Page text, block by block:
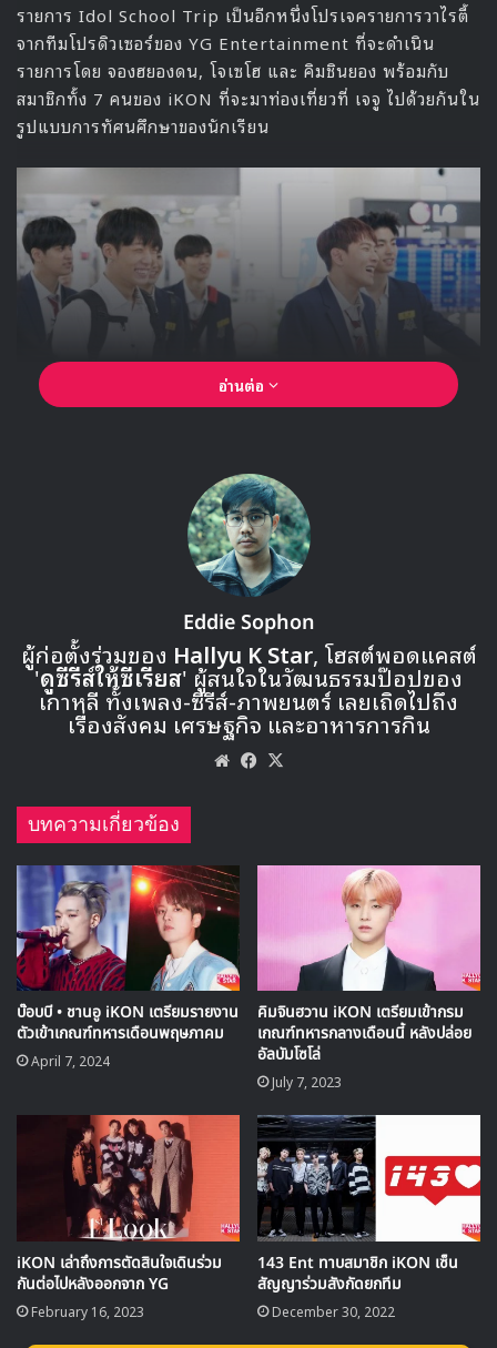
รายการ Idol School Trip เป็นอีกหนึ่งโปรเจครายการวาไรตี้
จากทีมโปรดิวเซอร์ของ YG Entertainment ที่จะดำเนิน
รายการโดย จองฮยองดน, โจเซโฮ และ คิมชินยอง พร้อมกับ
สมาชิกทั้ง 7 คนของ iKON ที่จะมาท่องเที่ยวที่ เจจู ไปด้วยกันใน
รูปแบบการทัศนศึกษาของนักเรียน
🎙GYUBIN ปลื้มเมืองไทยขนาดไหน? ถึงกลับมาถ่าย
▶ คลิกดูสัมภาษณ์พิเศษ
นอกจากนี้ในรายการยังได้ ดารา นางแบบ สมาชิกวงเกิร์ลกรุ๊ป
GEM จากญี่ปุ่น ในสังกัดของ Avex ที่จะมาเป็นนักเรียนสาวจาก
อ่านต่อ
Eddie Sophon
ผู้ก่อตั้งร่วมของ Hallyu K Star, โฮสต์พอดแคสต์
'ดูซีรีส์ให้ซีเรียส' ผู้สนใจในวัฒนธรรมป๊อปของ
เกาหลี ทั้งเพลง-ซีรีส์-ภาพยนตร์ เลยเถิดไปถึง
เรื่องสังคม เศรษฐกิจ และอาหารการกิน
WebsiteFacebook
บทความเกี่ยวข้อง
บ๊อบบี • ชานอู iKON เตรียมรายงาน
ตัวเข้าเกณฑ์ทหารเดือนพฤษภาคม
April 7, 2024
คิมจินฮวาน iKON เตรียมเข้ากรม
เกณฑ์ทหารกลางเดือนนี้ หลังปล่อย
อัลบัมโซโล่
July 7, 2023
iKON เล่าถึงการตัดสินใจเดินร่วม
กันต่อไปหลังออกจาก YG
February 16, 2023
143 Ent ทาบสมาชิก iKON เซ็น
สัญญาร่วมสังกัดยกทีม
December 30, 2022